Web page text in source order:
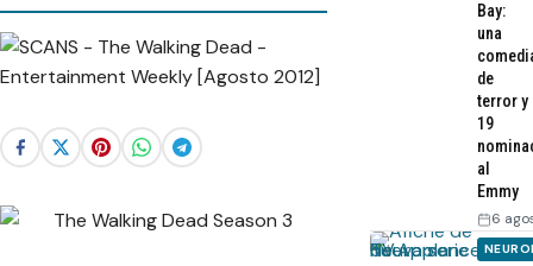
Bay:
una
de
terror y
19
al
Emmy
6